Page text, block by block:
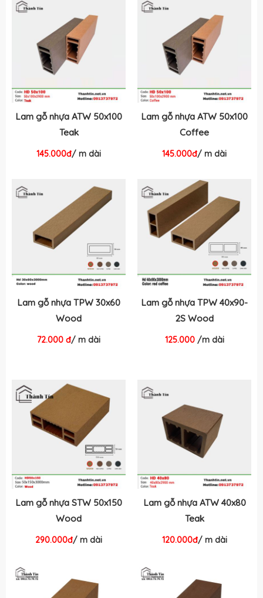
Lam gỗ nhựa ATW 50x100
Teak
145.000đ/ m dài
Lam gỗ nhựa ATW 50x100
Coffee
145.000đ/ m dài
Lam gỗ nhựa TPW 30x60
Wood
72.000 đ/ m dài
Lam gỗ nhựa TPW 40x90-
2S Wood
125.000/m dài
Lam gỗ nhựa STW 50x150
Wood
290.000đ/ m dài
Lam gỗ nhựa ATW 40x80
Teak
120.000đ/ m dài